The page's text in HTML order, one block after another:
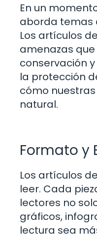
En un
aborda temas
Los artículos
amenazas
conservación
la protección
cómo
natural.
Formato y
Los artículos
leer. Cada
lectores no
gráficos,
lectura sea